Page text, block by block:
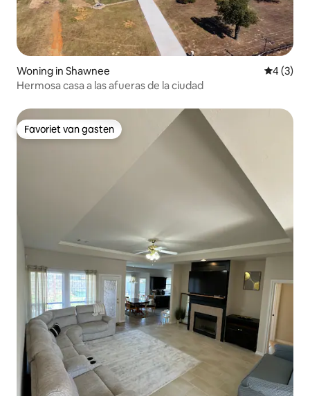
Woning in Shawnee
4 (3)
Hermosa casa a las afueras de la ciudad
Favoriet van gasten
Favoriet van gasten